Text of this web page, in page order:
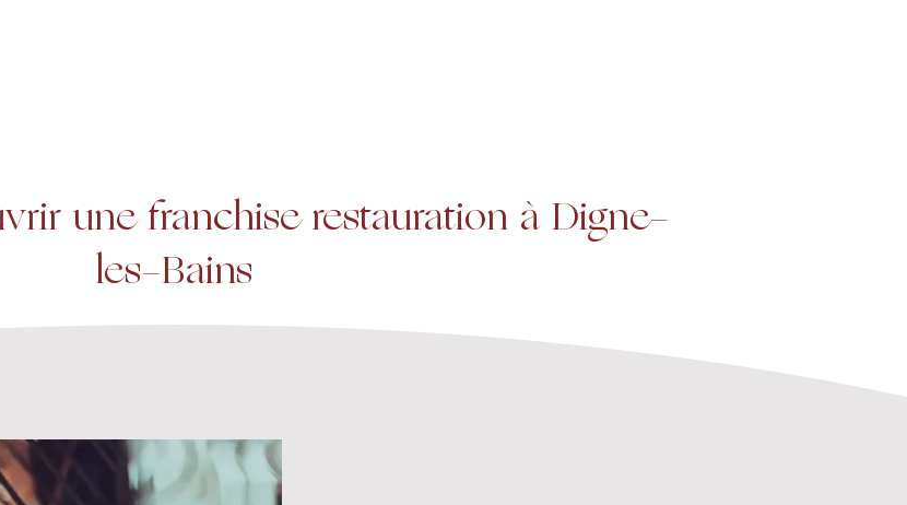
une franchise restauration à Digne-
les-Bains